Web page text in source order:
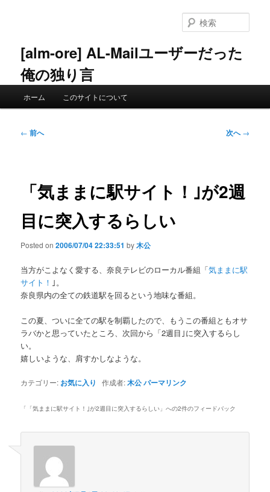
ン
へ
[alm-ore] AL-Mailユーザーだった
俺の独り言
索
ホーム このサイトについて
投
ョ
ン
← 前へ 次へ→
「気ままに駅サイト！｣が2週
目に突入するらしい
Posted on2006/07/04 22:33:51 by木公
当方がこよなく愛する、奈良テレビのローカル番組「気ままに駅
サイト！ ｣。
奈良県内の全ての鉄道駅を回るという地味な番組。
この夏、ついに全ての駅を制覇したので、もうこの番組ともオサ
ラバかと思っていたところ、次回から「2週目｣に突入するらし
い。
嬉しいような、肩すかしなような。
カテゴリー: お気に入り 作成者:木公パーマリンク
「 「気ままに駅サイト！｣が2週目に突入するらしい 」への2件のフィードバック